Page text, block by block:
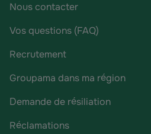
Nous contacter
Vos questions (FAQ)
Recrutement
Groupama dans ma région
Demande de résiliation
Réclamations